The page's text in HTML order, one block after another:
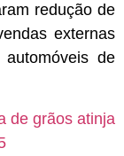
redução de
externas
de
de grãos atinja